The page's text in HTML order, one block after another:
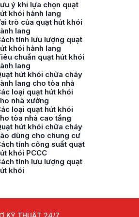
ý khi lựa chọn quạt
khói hành lang
trò của quạt hút khói
lang
tính lưu lượng quạt
khói hành lang
chuẩn quạt hút khói
lang
hút khói chữa cháy
lang cho tòa nhà
loại quạt hút khói
nhà xưởng
loại quạt hút khói
tòa nhà cao tầng
hút khói chữa cháy
dùng cho chung cư
tính công suất quạt
khói PCCC
tính lưu lượng quạt
khói
KỸ THUẬT 24/7